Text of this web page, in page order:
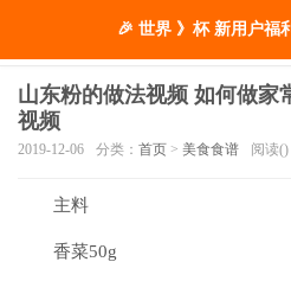
山东粉的做法视频 如何做家
视频
2019-12-06 分类： 首页 > 美食食谱 阅读()
主料
香菜50g
🎉 世界 》杯 新用户福